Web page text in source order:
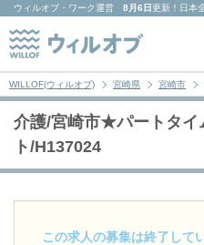
ウィルオブ・ワーク運営 8月6日更新！日本
WILLOF(ウィルオブ) 宮崎県 宮崎市
介護/宮崎市★パートタイ
ト/H137024
この求人の募集は終了して